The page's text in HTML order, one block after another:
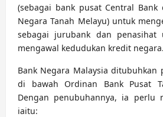
(sebagai bank pusat Central Bank
Negara Tanah Melayu) untuk
sebagai jurubank dan penasihat
mengawal kedudukan kredit negara.
Bank Negara Malaysia ditubuhkan
di bawah Ordinan Bank Pusat
Dengan penubuhannya, ia perlu
iaitu: